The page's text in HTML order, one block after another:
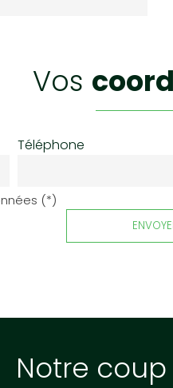
vos
Téléphone
(*)
notre coup